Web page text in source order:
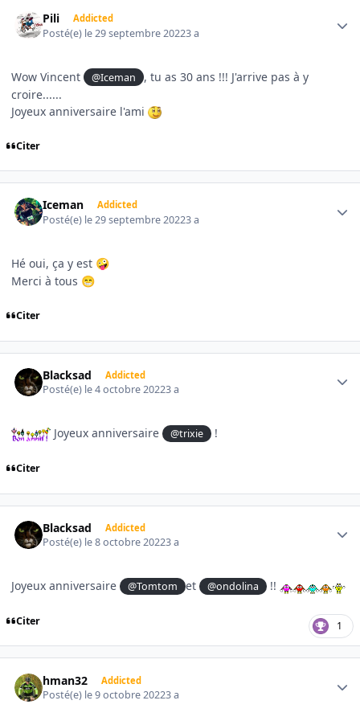
Pili Addicted
Posté(e) le 29 septembre 20223 a
Wow Vincent @Iceman
, tu as 30 ans !!! J'arrive pas à y
croire......
Joyeux anniversaire l'ami
Citer
Iceman Addicted
Posté(e) le 29 septembre 20223 a
Hé oui, ça y est 🤪
Merci à tous 😁
Citer
Blacksad Addicted
Posté(e) le 4 octobre 20223 a
Joyeux anniversaire @trixie !
Citer
Blacksad Addicted
Posté(e) le 8 octobre 20223 a
Joyeux anniversaire @Tomtom et @ondolina !!
Citer 1
hman32 Addicted
Posté(e) le 9 octobre 20223 a